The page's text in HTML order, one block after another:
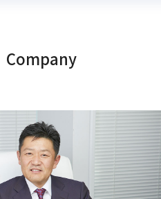
Company